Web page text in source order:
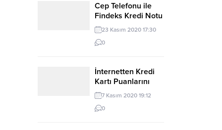
Cep Telefonu ile
Findeks Kredi Notu
Öğrenme
23 Kasım 2020 17:30
0
İnternetten Kredi
Kartı Puanlarını
Kullanabileceğim
Siteler
7 Kasım 2020 19:12
0